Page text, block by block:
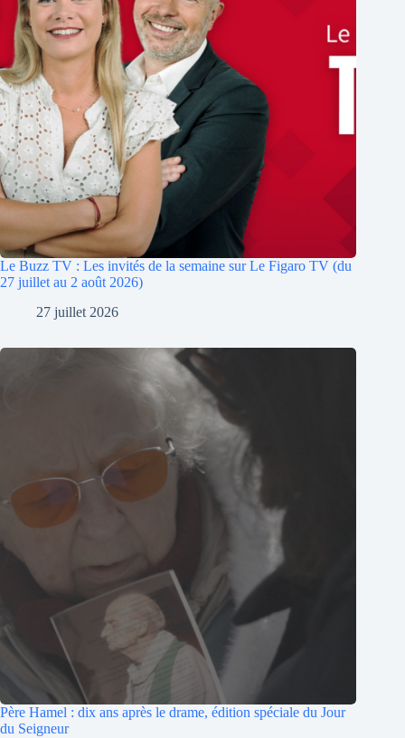
Le Buzz TV : Les invités de la semaine sur Le Figaro TV (du
27 juillet au 2 août 2026)
27 juillet 2026
Père Hamel : dix ans après le drame, édition spéciale du Jour
du Seigneur